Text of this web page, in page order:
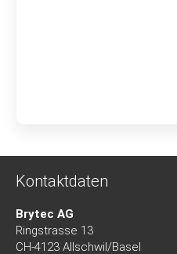
Kontaktdaten
Brytec AG
Ringstrasse 13
CH-4123 Allschwil/Basel